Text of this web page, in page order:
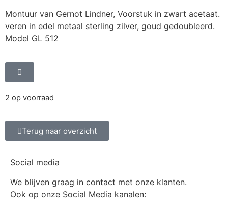
Montuur van Gernot Lindner, Voorstuk in zwart acetaat.
veren in edel metaal sterling zilver, goud gedoubleerd.
Model GL 512
2 op voorraad
Terug naar overzicht
Social media
We blijven graag in contact met onze klanten.
Ook op onze Social Media kanalen: